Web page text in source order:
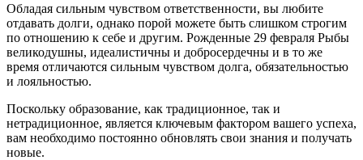
Обладая сильным чувством ответственности, вы любите
отдавать долги, однако порой можете быть слишком строгим
по отношению к себе и другим. Рожденные 29 февраля Рыбы
великодушны, идеалистичны и добросердечны и в то же
время отличаются сильным чувством долга, обязательностью
и лояльностью.
Поскольку образование, как традиционное, так и
нетрадиционное, является ключевым фактором вашего успеха,
вам необходимо постоянно обновлять свои знания и получать
новые.